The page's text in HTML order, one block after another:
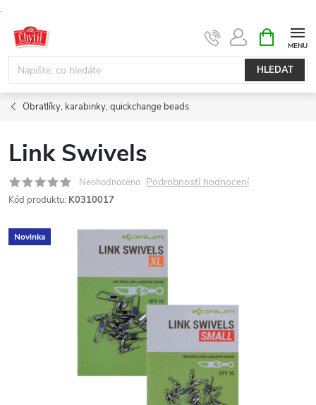
.
obsah
HLEDAT
NÁKUPNÍ
KOŠÍK
Obratlíky, karabinky, quickchange beads
Link Swivels
Neohodnoceno Podrobnosti hodnocení
Kód produktu: K0310017
Novinka